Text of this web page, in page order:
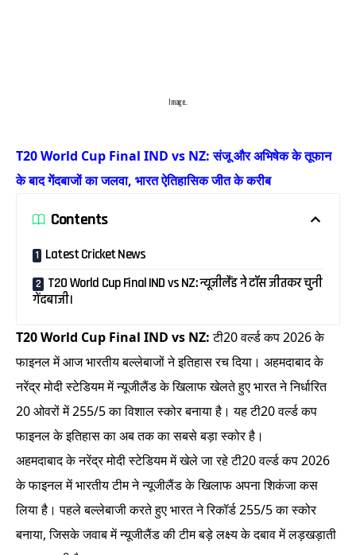
Image..
T20 World Cup Final IND vs NZ: संजू और अभिषेक के तूफान
के बाद गेंदबाजों का जलवा, भारत ऐतिहासिक जीत के करीब
Contents
Latest Cricket News
T20 World Cup Final IND vs NZ: न्यूजीलैंड ने टॉस जीतकर चुनी
गेंदबाजी।
T20 World Cup Final IND vs NZ:टी20 वर्ल्ड कप 2026 के
फाइनल में आज भारतीय बल्लेबाजों ने इतिहास रच दिया। अहमदाबाद के
नरेंद्र मोदी स्टेडियम में न्यूजीलैंड के खिलाफ खेलते हुए भारत ने निर्धारित
20 ओवरों में 255/5 का विशाल स्कोर बनाया है। यह टी20 वर्ल्ड कप
फाइनल के इतिहास का अब तक का सबसे बड़ा स्कोर है।
अहमदाबाद के नरेंद्र मोदी स्टेडियम में खेले जा रहे टी20 वर्ल्ड कप 2026
के फाइनल में भारतीय टीम ने न्यूजीलैंड के खिलाफ अपना शिकंजा कस
लिया है। पहले बल्लेबाजी करते हुए भारत ने रिकॉर्ड 255/5 का स्कोर
बनाया, जिसके जवाब में न्यूजीलैंड की टीम बड़े लक्ष्य के दबाव में लड़खड़ाती